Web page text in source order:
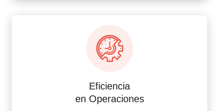
Eficiencia
en Operaciones